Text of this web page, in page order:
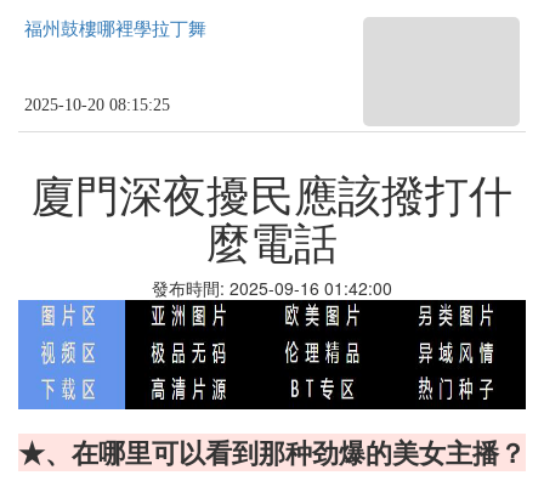
福州鼓樓哪裡學拉丁舞
2025-10-20 08:15:25
廈門深夜擾民應該撥打什
麼電話
發布時間: 2025-09-16 01:42:00
★、在哪里可以看到那种劲爆的美女主播？